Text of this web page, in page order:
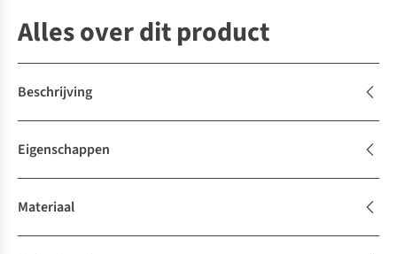
Alles over dit product
Beschrijving
Eigenschappen
Materiaal